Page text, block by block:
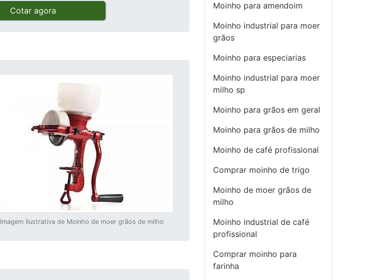
Cotar agora
Imagem ilustrativa de Moinho de moer grãos de milho
Moinho para amendoim
Moinho industrial para moer
grãos
Moinho para especiarias
Moinho industrial para moer
milho sp
Moinho para grãos em geral
Moinho para grãos de milho
Moinho de café profissional
Comprar moinho de trigo
Moinho de moer grãos de
milho
Moinho industrial de café
profissional
Comprar moinho para
farinha